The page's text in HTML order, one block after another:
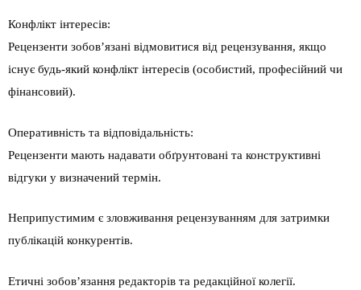
Конфлікт інтересів:
Рецензенти зобов’язані відмовитися від рецензування, якщо
існує будь-який конфлікт інтересів (особистий, професійний чи
фінансовий).
Оперативність та відповідальність:
Рецензенти мають надавати обґрунтовані та конструктивні
відгуки у визначений термін.
Неприпустимим є зловживання рецензуванням для затримки
публікацій конкурентів.
Етичні зобов’язання редакторів та редакційної колегії.